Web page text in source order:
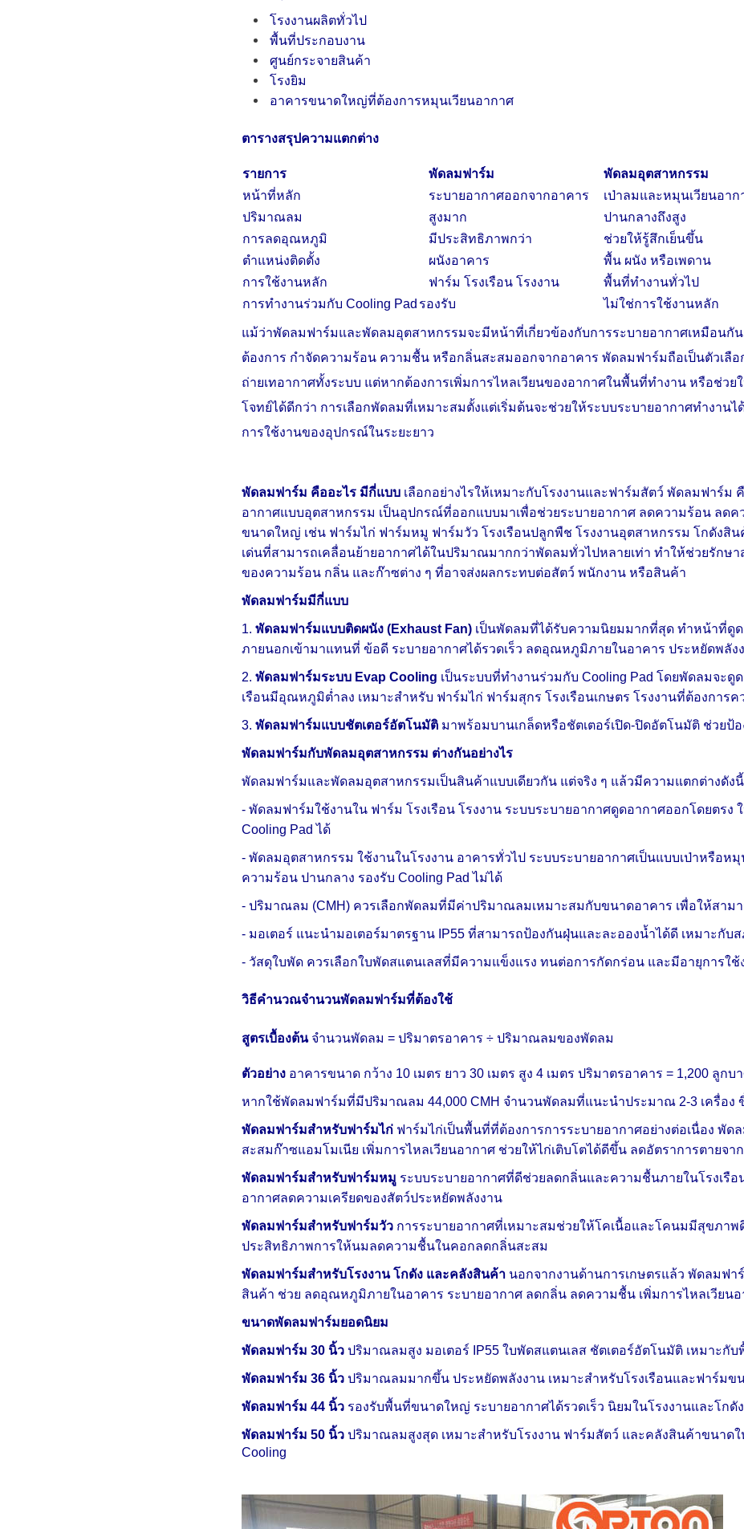
โรงงานผลิตทั่วไป
พื้นที่ประกอบงาน
ศูนย์กระจายสินค้า
โรงยิม
อาคารขนาดใหญ่ที่ต้องการหมุนเวียนอากาศ
ตารางสรุปความแตกต่าง
รายการ พัดลมฟาร์ม
พัดลมอุตสาหกรรม
หน้าที่หลัก
ระบายอากาศออกจากอาคาร
เป่าลมและหมุนเวียนอาก
ปริมาณลม
สูงมาก
ปานกลางถึงสูง
การลดอุณหภูมิ
มีประสิทธิภาพกว่า
ช่วยให้รู้สึกเย็นขึ้น
ตำแหน่งติดตั้ง
ผนังอาคาร
พื้น ผนัง หรือเพดาน
การใช้งานหลัก
ฟาร์ม โรงเรือน โรงงาน
พื้นที่ทำงานทั่วไป
การทำงานร่วมกับ Cooling Pad รองรับ ไม่ใช่การใช้งานหลัก
แม้ว่าพัดลมฟาร์มและพัดลมอุตสาหกรรมจะมีหน้าที่เกี่ยวข้องกับการระบายอากาศเหมือนกั
ต้องการ กำจัดความร้อน ความชื้น หรือกลิ่นสะสมออกจากอาคาร พัดลมฟาร์มถือเป็นตัวเลือ
ถ่ายเทอากาศทั้งระบบ แต่หากต้องการเพิ่มการไหลเวียนของอากาศในพื้นที่ทำงาน หรือช่
โจทย์ได้ดีกว่า การเลือกพัดลมที่เหมาะสมตั้งแต่เริ่มต้นจะช่วยให้ระบบระบายอากาศทำงาน
การใช้งานของอุปกรณ์ในระยะยาว
พัดลมฟาร์ม คืออะไร มีกี่แบบ เลือกอย่างไรให้เหมาะกับโรงงานและฟาร์มสัตว์ พัดลมฟาร์ม
อากาศแบบอุตสาหกรรม เป็นอุปกรณ์ที่ออกแบบมาเพื่อช่วยระบายอากาศ ลดความร้อน ลด
ขนาดใหญ่ เช่น ฟาร์มไก่ ฟาร์มหมู ฟาร์มวัว โรงเรือนปลูกพืช โรงงานอุตสาหกรรม โกดัง
เด่นที่สามารถเคลื่อนย้ายอากาศได้ในปริมาณมากกว่าพัดลมทั่วไปหลายเท่า ทำให้ช่วยรักษ
ของความร้อน กลิ่น และก๊าซต่าง ๆ ที่อาจส่งผลกระทบต่อสัตว์ พนักงาน หรือสินค้า
พัดลมฟาร์มมีกี่แบบ
1.พัดลมฟาร์มแบบติดผนัง (Exhaust Fan) เป็นพัดลมที่ได้รับความนิยมมากที่สุด ทำหน้าที่ดู
ภายนอกเข้ามาแทนที่ ข้อดี ระบายอากาศได้รวดเร็ว ลดอุณหภูมิภายในอาคาร ประหยัดพลัง
2.พัดลมฟาร์มระบบ Evap Cooling เป็นระบบที่ทำงานร่วมกับ Cooling Pad โดยพัดลมจะ
เรือนมีอุณหภูมิต่ำลง เหมาะสำหรับ ฟาร์มไก่ ฟาร์มสุกร โรงเรือนเกษตร โรงงานที่ต้องกา
3.พัดลมฟาร์มแบบชัตเตอร์อัตโนมัติ มาพร้อมบานเกล็ดหรือชัตเตอร์เปิด-ปิดอัตโนมัติ ช่วยป้
พัดลมฟาร์มกับพัดลมอุตสาหกรรม ต่างกันอย่างไร
พัดลมฟาร์มและพัดลมอุตสาหกรรมเป็นสินค้าแบบเดียวกัน แต่จริง ๆ แล้วมีความแตกต่างดังนี้
- พัดลมฟาร์มใช้งานใน ฟาร์ม โรงเรือน โรงงาน ระบบระบายอากาศดูดอากาศออกโดยตร
Cooling Pad ได้
- พัดลมอุตสาหกรรม ใช้งานในโรงงาน อาคารทั่วไป ระบบระบายอากาศเป็นแบบเป่าหรือ
ความร้อน ปานกลาง รองรับ Cooling Pad ไม่ได้
- ปริมาณลม (CMH) ควรเลือกพัดลมที่มีค่าปริมาณลมเหมาะสมกับขนาดอาคาร เพื่อให้สาม
- มอเตอร์ แนะนำมอเตอร์มาตรฐาน IP55 ที่สามารถป้องกันฝุ่นและละอองน้ำได้ดี เหมาะกั
- วัสดุใบพัด ควรเลือกใบพัดสแตนเลสที่มีความแข็งแรง ทนต่อการกัดกร่อน และมีอายุการใช้
วิธีคำนวณจำนวนพัดลมฟาร์มที่ต้องใช้
สูตรเบื้องต้น จำนวนพัดลม = ปริมาตรอาคาร ÷ ปริมาณลมของพัดลม
ตัวอย่าง อาคารขนาด กว้าง 10 เมตร ยาว 30 เมตร สูง 4 เมตรปริมาตรอาคาร = 1,200 ลูกบ
หากใช้พัดลมฟาร์มที่มีปริมาณลม 44,000 CMH จำนวนพัดลมที่แนะนำประมาณ 2-3 เครื่อง
พัดลมฟาร์มสำหรับฟาร์มไก่ ฟาร์มไก่เป็นพื้นที่ที่ต้องการการระบายอากาศอย่างต่อเนื่อง พั
สะสมก๊าซแอมโมเนีย เพิ่มการไหลเวียนอากาศ ช่วยให้ไก่เติบโตได้ดีขึ้น ลดอัตราการตายจา
พัดลมฟาร์มสำหรับฟาร์มหมู ระบบระบายอากาศที่ดีช่วยลดกลิ่นและความชื้นภายในโรงเ
อากาศลดความเครียดของสัตว์ประหยัดพลังงาน
พัดลมฟาร์มสำหรับฟาร์มวัว การระบายอากาศที่เหมาะสมช่วยให้โคเนื้อและโคนมมีสุขภา
ประสิทธิภาพการให้นมลดความชื้นในคอกลดกลิ่นสะสม
พัดลมฟาร์มสำหรับโรงงาน โกดัง และคลังสินค้า นอกจากงานด้านการเกษตรแล้ว พัดลมฟ
สินค้า ช่วย ลดอุณหภูมิภายในอาคาร ระบายอากาศ ลดกลิ่น ลดความชื้น เพิ่มการไหลเวียน
ขนาดพัดลมฟาร์มยอดนิยม
พัดลมฟาร์ม 30 นิ้ว ปริมาณลมสูง มอเตอร์ IP55 ใบพัดสแตนเลส ชัตเตอร์อัตโนมัติ เหมาะกับ
พัดลมฟาร์ม 36 นิ้ว ปริมาณลมมากขึ้น ประหยัดพลังงาน เหมาะสำหรับโรงเรือนและฟาร์มข
พัดลมฟาร์ม 44 นิ้ว รองรับพื้นที่ขนาดใหญ่ ระบายอากาศได้รวดเร็ว นิยมในโรงงานและโกดัง
พัดลมฟาร์ม 50 นิ้ว ปริมาณลมสูงสุด เหมาะสำหรับโรงงาน ฟาร์มสัตว์ และคลังสินค้าขนาดใ
Cooling